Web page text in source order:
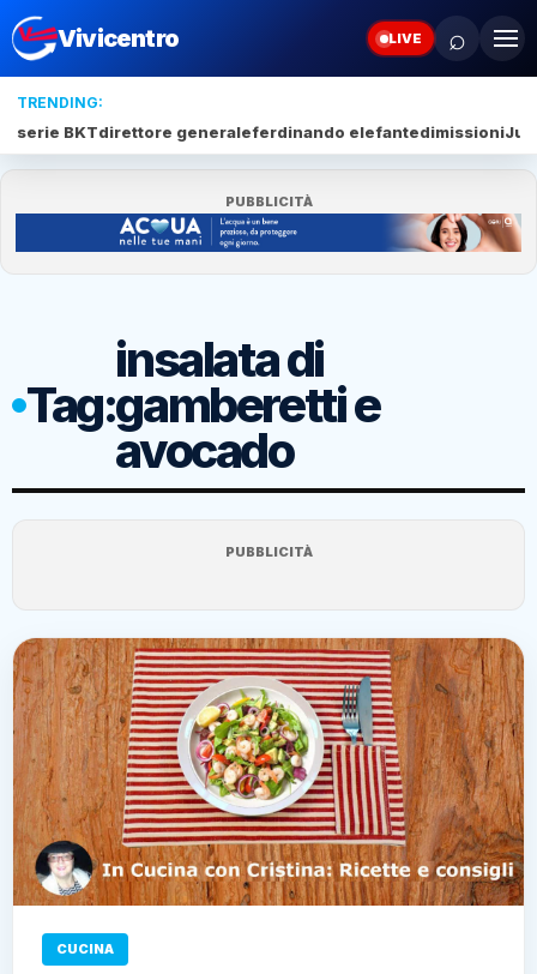
Vivicentro LIVE ⌕
TRENDING:
serie BKTdirettore generaleferdinando elefantedimissioni
PUBBLICITÀ
Tag:
insalata di
gamberetti e
avocado
PUBBLICITÀ
CUCINA